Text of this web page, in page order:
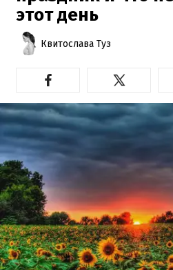
этот день
Квитослава Туз